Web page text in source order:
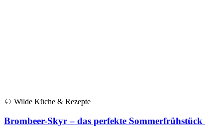
🍲 Wil­de Küche & Rezepte
Brombeer-Skyr – das perfekte Sommerfrühstück